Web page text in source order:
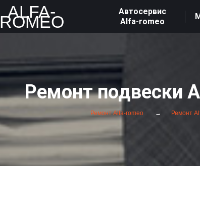
ALFA-
ROMEO
Автосервис
Alfa-romeo
Ремонт подвески
Ремонт Alfa-romeo Ремонт